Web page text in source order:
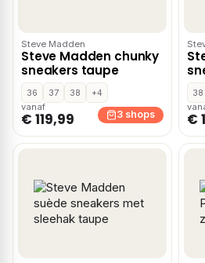
Steve Madden
Steve Madden chunky
sneakers taupe
36 37 38
+4
vanaf
€ 119,99 3 shops
38
€